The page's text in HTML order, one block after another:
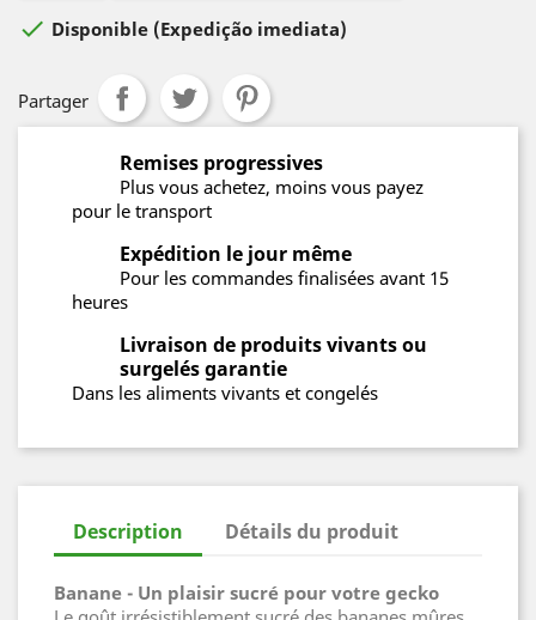
 Disponible (Expedição imediata)
Partager
Remises progressives
Plus vous achetez, moins vous payez
pour le transport
Expédition le jour même
Pour les commandes finalisées avant 15
heures
Livraison de produits vivants ou
surgelés garantie
Dans les aliments vivants et congelés
Description Détails du produit
Banane - Un plaisir sucré pour votre gecko